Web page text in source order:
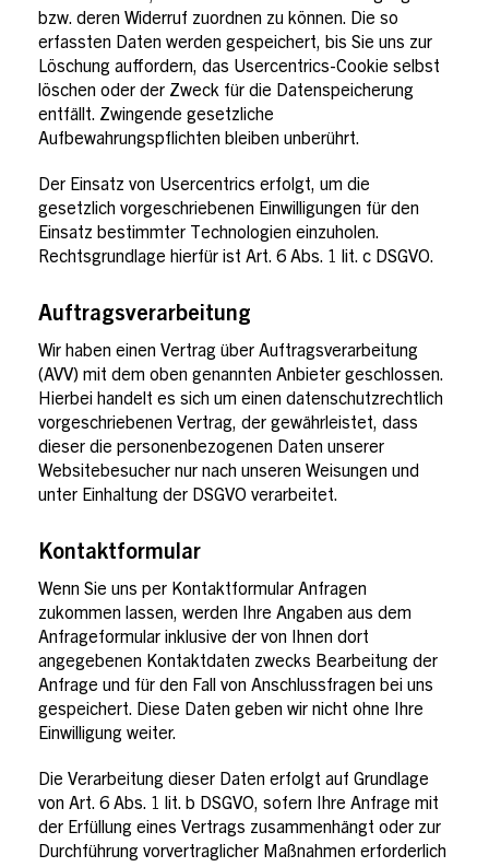
bzw. deren Widerruf zuordnen zu können. Die so
erfassten Daten werden gespeichert, bis Sie uns zur
Löschung auffordern, das Usercentrics-Cookie selbst
löschen oder der Zweck für die Datenspeicherung
entfällt. Zwingende gesetzliche
Aufbewahrungspflichten bleiben unberührt.
Der Einsatz von Usercentrics erfolgt, um die
gesetzlich vorgeschriebenen Einwilligungen für den
Einsatz bestimmter Technologien einzuholen.
Rechtsgrundlage hierfür ist Art. 6 Abs. 1 lit. c DSGVO.
Auftragsverarbeitung
Wir haben einen Vertrag über Auftragsverarbeitung
(AVV) mit dem oben genannten Anbieter geschlossen.
Hierbei handelt es sich um einen datenschutzrechtlich
vorgeschriebenen Vertrag, der gewährleistet, dass
dieser die personenbezogenen Daten unserer
Websitebesucher nur nach unseren Weisungen und
unter Einhaltung der DSGVO verarbeitet.
Kontaktformular
Wenn Sie uns per Kontaktformular Anfragen
zukommen lassen, werden Ihre Angaben aus dem
Anfrageformular inklusive der von Ihnen dort
angegebenen Kontaktdaten zwecks Bearbeitung der
Anfrage und für den Fall von Anschlussfragen bei uns
gespeichert. Diese Daten geben wir nicht ohne Ihre
Einwilligung weiter.
Die Verarbeitung dieser Daten erfolgt auf Grundlage
von Art. 6 Abs. 1 lit. b DSGVO, sofern Ihre Anfrage mit
der Erfüllung eines Vertrags zusammenhängt oder zur
Durchführung vorvertraglicher Maßnahmen erforderlich